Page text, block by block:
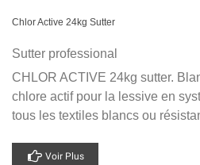
Chlor Active 24kg Sutter
Sutter professional
CHLOR ACTIVE 24kg sutter.
chlore actif pour la lessive en
tous les textiles blancs ou
Voir Plus